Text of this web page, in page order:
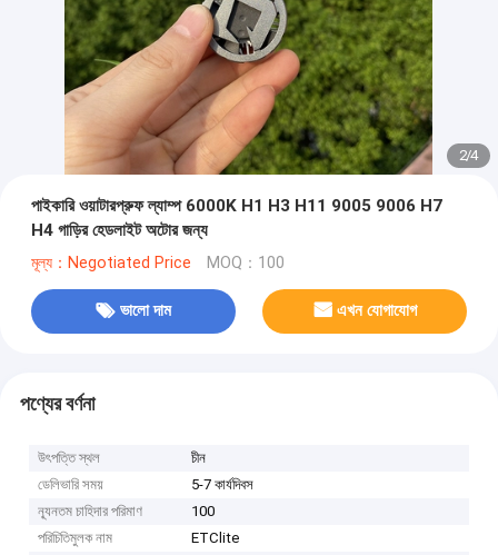
2/4
পাইকারি ওয়াটারপ্রুফ ল্যাম্প 6000K H1 H3 H11 9005 9006 H7
H4 গাড়ির হেডলাইট অটোর জন্য
মূল্য：Negotiated Price MOQ：100
ভালো দাম এখন যোগাযোগ
পণ্যের বর্ণনা
উৎপত্তি স্থল
চীন
ডেলিভারি সময়
5-7 কার্যদিবস
ন্যূনতম চাহিদার পরিমাণ
100
পরিচিতিমুলক নাম
ETClite